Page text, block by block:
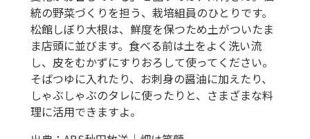
統の野菜づくりを担う、栽培組員のひとりです。
松館しぼり大根は、鮮度を保つため土がついたま
ま店頭に並びます。食べる前は土をよく洗い流
し、皮をむかずにすりおろして使ってください。
そばつゆに入れたり、お刺身の醤油に加えたり、
しゃぶしゃぶのタレに使ったりと、さまざまな料
理に活用できますよ。